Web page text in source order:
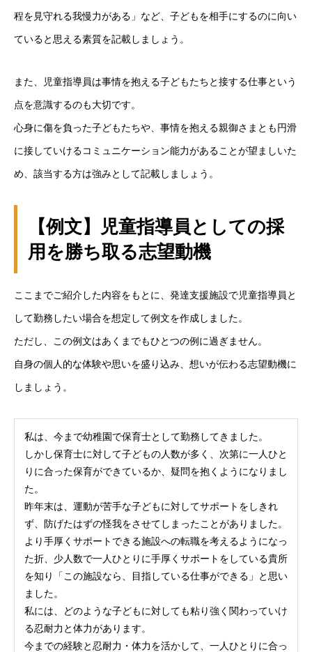
程を見守れる我慢力がある」など、子どもを相手にするのに向い
ていると思える素質を記載しましょう。
また、児童指導員は事情を抱える子どもたちと接する仕事という
点を意識するのも大切です。
心身に傷を負った子どもたちや、事情を抱える親御さまとも円滑
に接していけるコミュニケーション能力があることが望ましいた
め、該当する方は強みとして記載しましょう。
【例文】児童指導員としての採
用を勝ち取る志望動機
ここまでご紹介した内容をもとに、発達支援施設で児童指導員と
して勤務したい場合を想定して例文を作成しました。
ただし、この例文はあくまでもひとつの例に過ぎません。
自身の個人的な体験や思いを盛り込み、想いが伝わる志望動機に
しましょう。
私は、今まで幼稚園で保育士として勤務してきました。
しかし保育士に対して子どもの人数が多く、次第に一人ひと
りに合った保育ができているか、疑問を抱くようになりまし
た。
昨年末は、運動が苦手な子どもに対してサポートをしきれ
ず、防げたはずの怪我をさせてしまったことがありました。
より手厚くサポートできる施設への転職を考えるようになっ
た折、少人数で一人ひとりに手厚くサポートをしている貴所
を知り「この施設なら、目指している仕事ができる」と思い
ました。
私には、どのような子どもに対しても粘り強く関わっていけ
る忍耐力と体力があります。
今までの経験と忍耐力・体力を活かして、一人ひとりに合っ